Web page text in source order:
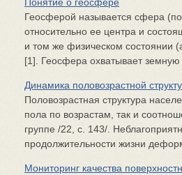
Геосферой называется сфера
относительно ее центра и
и том же физическом состоянии
[1]. Геосфера охватывает земную
Динамика половозрастной
Половозрастная структура
пола по возрастам, так и
группе /22, с. 143/.
продолжительности жизни
Мониторинг качества